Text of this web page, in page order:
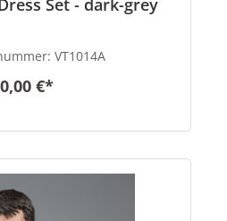
VT1014A
0,00 €*